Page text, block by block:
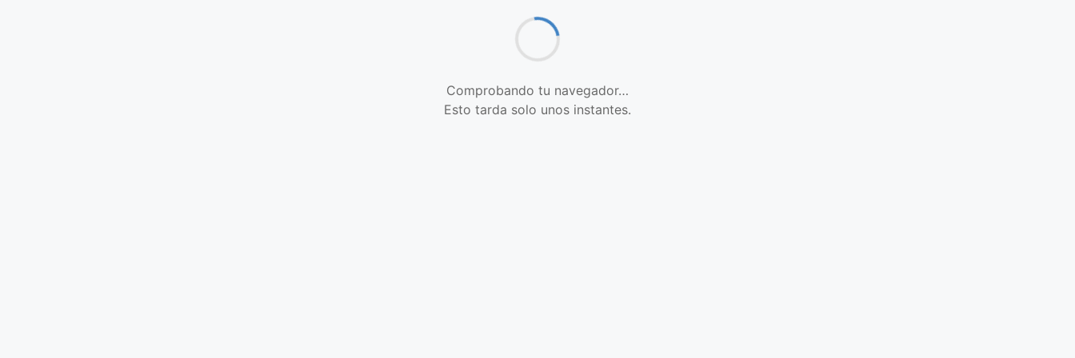
Comprobando tu navegador…
Esto tarda solo unos instantes.